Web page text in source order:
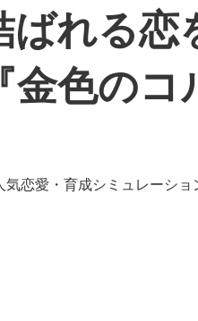
れる恋
色のコ